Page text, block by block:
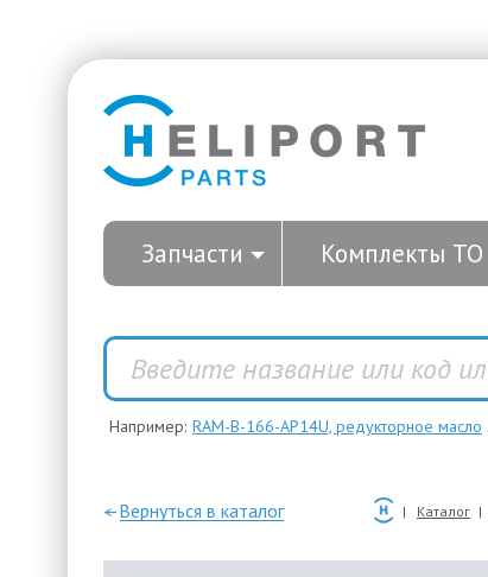
Запчасти Комплекты ТО
Например: RAM-B-166-AP14U, редукторное масло
—Вернуться в каталог Каталог